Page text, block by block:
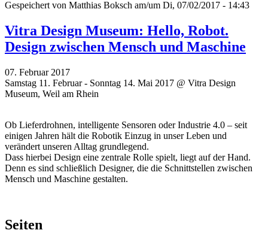
Gespeichert von Matthias Boksch am/um Di, 07/02/2017 - 14:43
Vitra Design Museum: Hello, Robot.
Design zwischen Mensch und Maschine
07. Februar 2017
Samstag 11. Februar - Sonntag 14. Mai 2017 @ Vitra Design
Museum, Weil am Rhein
Ob Lieferdrohnen, intelligente Sensoren oder Industrie 4.0 – seit
einigen Jahren hält die Robotik Einzug in unser Leben und
verändert unseren Alltag grundlegend.
Dass hierbei Design eine zentrale Rolle spielt, liegt auf der Hand.
Denn es sind schließlich Designer, die die Schnittstellen zwischen
Mensch und Maschine gestalten.
Seiten